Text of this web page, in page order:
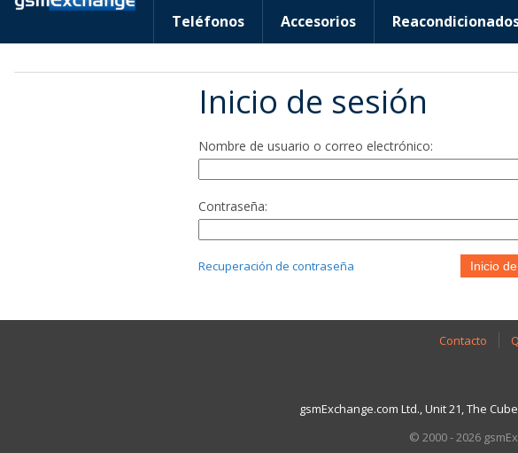
Teléfonos Accesorios
Inicio de sesión
Nombre de usuario o correo electrónico:
Contraseña:
Recuperación de contraseña Inicio
Contacto
gsmExchange.com Ltd., Unit 21, The
© 2000 - 2026